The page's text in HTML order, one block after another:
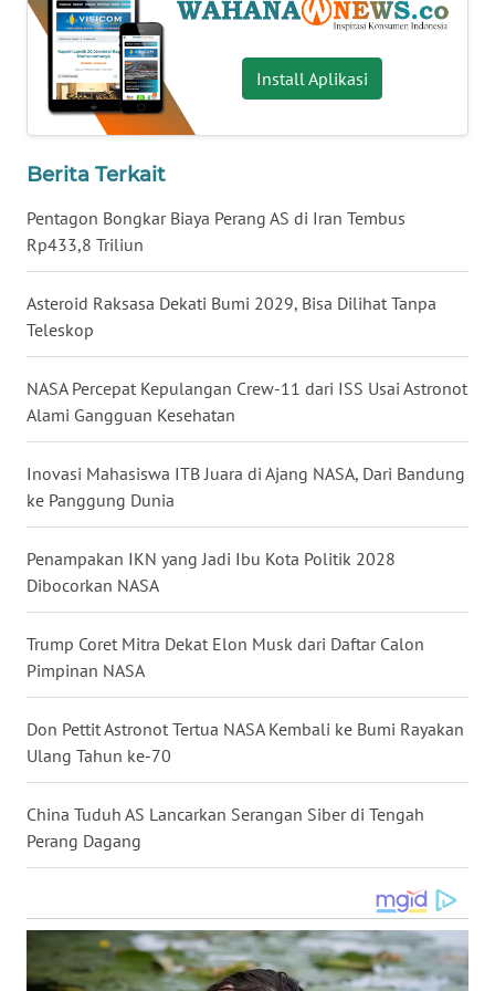
Install Aplikasi
Berita Terkait
Pentagon Bongkar Biaya Perang AS di Iran Tembus
Rp433,8 Triliun
Asteroid Raksasa Dekati Bumi 2029, Bisa Dilihat Tanpa
Teleskop
NASA Percepat Kepulangan Crew-11 dari ISS Usai Astronot
Alami Gangguan Kesehatan
Inovasi Mahasiswa ITB Juara di Ajang NASA, Dari Bandung
ke Panggung Dunia
Penampakan IKN yang Jadi Ibu Kota Politik 2028
Dibocorkan NASA
Trump Coret Mitra Dekat Elon Musk dari Daftar Calon
Pimpinan NASA
Don Pettit Astronot Tertua NASA Kembali ke Bumi Rayakan
Ulang Tahun ke-70
China Tuduh AS Lancarkan Serangan Siber di Tengah
Perang Dagang
WN
BABEL
WN
SUMBAR
SUMSEL
WN
BENGKULU
WN
LAMPUNG
WN
JATENG
WN
WN
WN
WN
KALBAR
WN
KALTENG